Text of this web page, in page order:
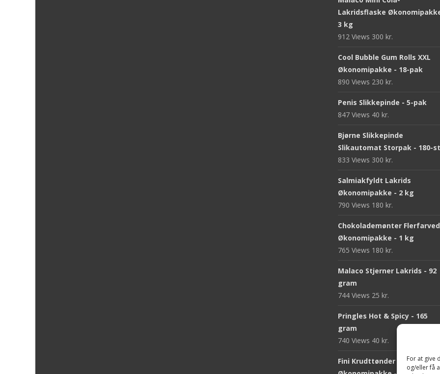
For at give
og/eller få
Lakridsflaske
3 kg
912 Views 300 kr.
Cool Bubble Gum Rolls XXL
Økonomipakke - 18-pak
890 Views 230 kr.
Penis Slikkepinde - 5-pak
847 Views 40 kr.
Bjørne Slikkepinde
Slikautomat Storpak - 180-
833 Views 300 kr.
Salmiakfyldt Lakrids
Økonomipakke - 2 kg
790 Views 180 kr.
Chokolademønter
Økonomipakke - 1 kg
765 Views 180 kr.
Malaco Stjerner Lakrids - 92
gram
744 Views 25 kr.
Pringles Hot & Spicy - 165
gram
740 Views 40 kr.
Fini Krudttønder